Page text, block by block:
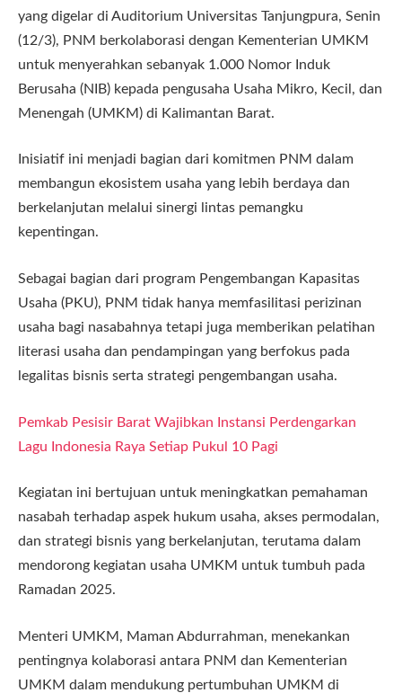
yang digelar di Auditorium Universitas Tanjungpura, Senin
(12/3), PNM berkolaborasi dengan Kementerian UMKM
untuk menyerahkan sebanyak 1.000 Nomor Induk
Berusaha (NIB) kepada pengusaha Usaha Mikro, Kecil, dan
Menengah (UMKM) di Kalimantan Barat.
Inisiatif ini menjadi bagian dari komitmen PNM dalam
membangun ekosistem usaha yang lebih berdaya dan
berkelanjutan melalui sinergi lintas pemangku
kepentingan.
Sebagai bagian dari program Pengembangan Kapasitas
Usaha (PKU), PNM tidak hanya memfasilitasi perizinan
usaha bagi nasabahnya tetapi juga memberikan pelatihan
literasi usaha dan pendampingan yang berfokus pada
legalitas bisnis serta strategi pengembangan usaha.
Pemkab Pesisir Barat Wajibkan Instansi Perdengarkan
Lagu Indonesia Raya Setiap Pukul 10 Pagi
Kegiatan ini bertujuan untuk meningkatkan pemahaman
nasabah terhadap aspek hukum usaha, akses permodalan,
dan strategi bisnis yang berkelanjutan, terutama dalam
mendorong kegiatan usaha UMKM untuk tumbuh pada
Ramadan 2025.
Menteri UMKM, Maman Abdurrahman, menekankan
pentingnya kolaborasi antara PNM dan Kementerian
UMKM dalam mendukung pertumbuhan UMKM di